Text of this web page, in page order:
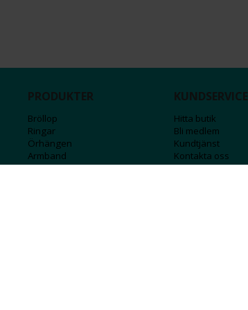
PRODUKTER
Bröllop
Ringar
Örhängen
Armband
Halsband
KUNDSERVICE
Hitta butik
Bli medlem
Kundtjänst
Kontakta oss
Guide för kedjor